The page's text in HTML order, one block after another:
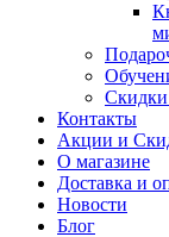
Скидки
Контакты
Акции и
О магазине
Доставка и
Новости
Блог